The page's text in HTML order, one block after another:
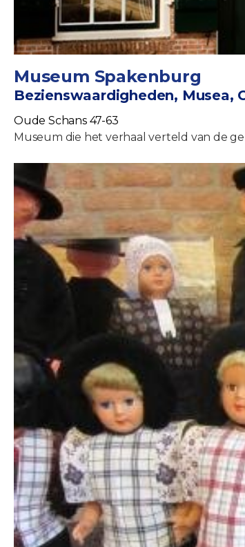
Museum Spakenburg
Bezienswaardigheden, Musea,
Oude Schans 47-63
Museum die het verhaal verteld van de